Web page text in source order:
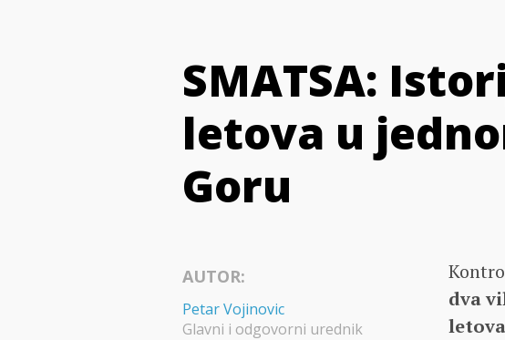
SMATSA:
letova u
Goru
dva
AUTOR:
Petar Vojinovic
Glavni i odgovorni urednik